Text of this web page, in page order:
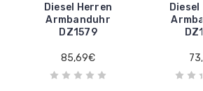
Diesel Herren
Armbanduhr
DZ1579
85,69€